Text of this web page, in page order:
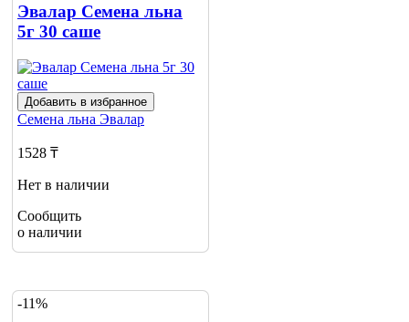
Эвалар Семена льна
5г 30 саше
Добавить в избранное
Семена льна Эвалар
1528 ₸
Нет в наличии
Сообщить
о наличии
-11%